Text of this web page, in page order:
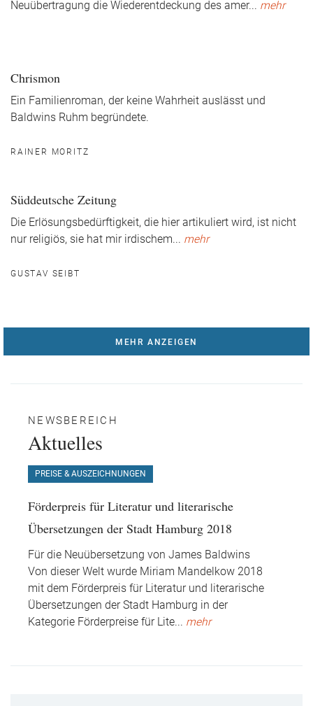
Neuübertragung die Wiederentdeckung des amer... mehr
Chrismon
Ein Familienroman, der keine Wahrheit auslässt und
Baldwins Ruhm begründete.
RAINER MORITZ
Süddeutsche Zeitung
Die Erlösungsbedürftigkeit, die hier artikuliert wird, ist nicht
nur religiös, sie hat mir irdischem... mehr
GUSTAV SEIBT
MEHR ANZEIGEN
NEWSBEREICH
Aktuelles
PREISE & AUSZEICHNUNGEN
Förderpreis für Literatur und literarische
Übersetzungen der Stadt Hamburg 2018
Für die Neuübersetzung von James Baldwins
Von dieser Welt wurde Miriam Mandelkow 2018
mit dem Förderpreis für Literatur und literarische
Übersetzungen der Stadt Hamburg in der
Kategorie Förderpreise für Lite... mehr